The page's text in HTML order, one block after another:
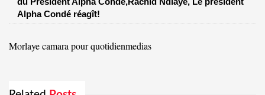
Alpha Condé réagît!
Morlaye camara pour quotidienmedias